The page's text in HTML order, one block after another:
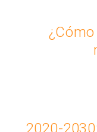
2020-